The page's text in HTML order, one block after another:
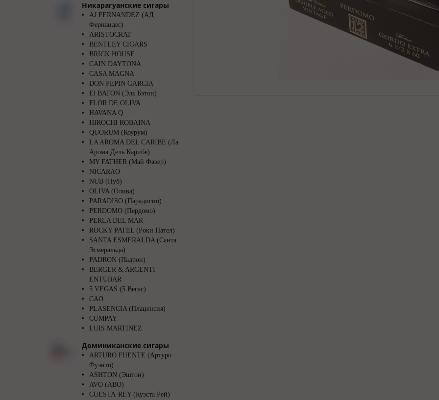
Никарагуанские сигары
AJ FERNANDEZ (АД
Фернандес)
ARISTOCRAT
BENTLEY CIGARS
BRICK HOUSE
CAIN DAYTONA
CASA MAGNA
DON PEPIN GARCIA
El BATON (Эль Бэтон)
FLOR DE OLIVA
HAVANA Q
HIROCHI ROBAINA
QUORUM (Коурум)
LA AROMA DEL CARIBE (Ла
Арома Дель Карибе)
MY FATHER (Май Фазер)
NICARAO
NUB (Нуб)
OLIVA (Олива)
PARADISO (Парадисио)
PERDOMO (Пердомо)
PERLA DEL MAR
ROCKY PATEL (Роки Пател)
SANTA ESMERALDA (Санта
Эсмеральда)
PADRON (Падрон)
BERGER & ARGENTI
ENTUBAR
5 VEGAS (5 Вегас)
CAO
PLASENCIA (Плаценсия)
CUMPAY
LUIS MARTINEZ
Доминиканские сигары
ARTURO FUENTE (Артуро
Фуэнто)
ASHTON (Эштон)
AVO (АВО)
CUESTA-REY (Куэста Рей)